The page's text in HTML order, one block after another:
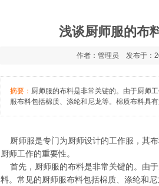
浅谈厨师服的布
作者：管理员 发布于：
摘要： 厨师服的布料是非常关键的。由于厨师
服布料包括棉质、涤纶和尼龙等。棉质布料具
厨师服是专门为厨师设计的工作服，其
厨师工作的重要性。
首先，厨师服的布料是非常关键的。由
料。常见的厨师服布料包括棉质、涤纶和